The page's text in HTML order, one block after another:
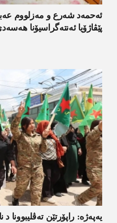
ئەحمەد شەرع و مەزلووم
پێڤاژۆیا ئەنتەگراسیۆنا
یەپەژە: راپۆرتێن تەڤلیبوونا د